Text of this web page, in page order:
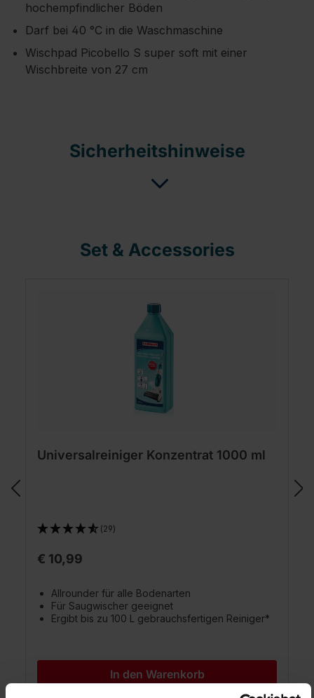
hochempfindlicher Böden
Darf bei 40 °C in die Waschmaschine
Wischpad Picobello S super soft mit einer
Wischbreite von 27 cm
Sicherheitshinweise
Set & Accessories
Universalreiniger Konzentrat 1000 ml
(29)
€ 10,99
Allrounder für alle Bodenarten
Für Saugwischer geeignet
Ergibt bis zu 100 L gebrauchsfertigen Reiniger*
In den Warenkorb